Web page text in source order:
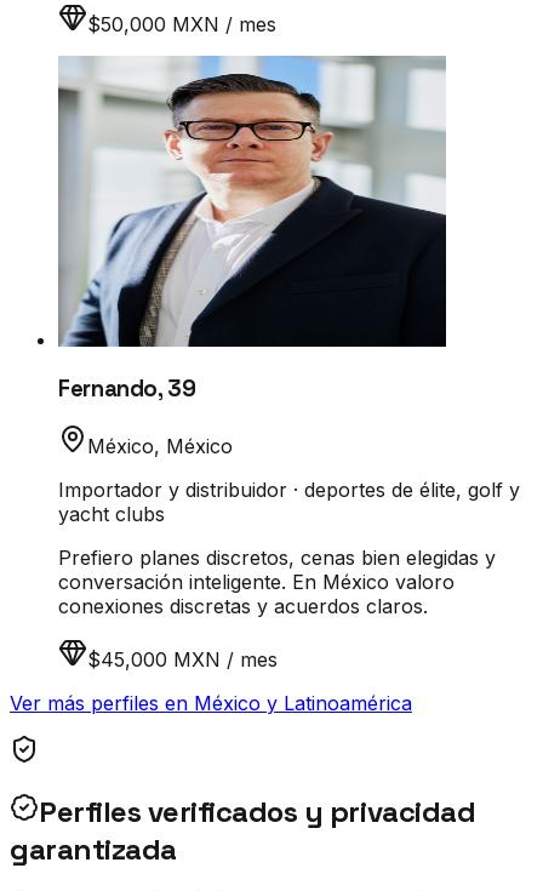
$50,000 MXN / mes
Fernando, 39
México, México
Importador y distribuidor · deportes de élite, golf y
yacht clubs
Prefiero planes discretos, cenas bien elegidas y
conversación inteligente. En México valoro
conexiones discretas y acuerdos claros.
$45,000 MXN / mes
Ver más perfiles en México y Latinoamérica
Perfiles verificados y privacidad
garantizada